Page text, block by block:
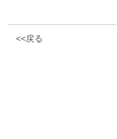
<<戻る